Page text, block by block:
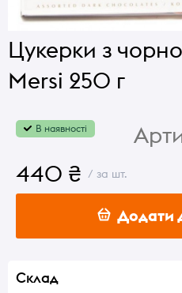
Цукерки з
Mersi 250 г
В наявності
440 ₴ / за шт.
Додати
Склад